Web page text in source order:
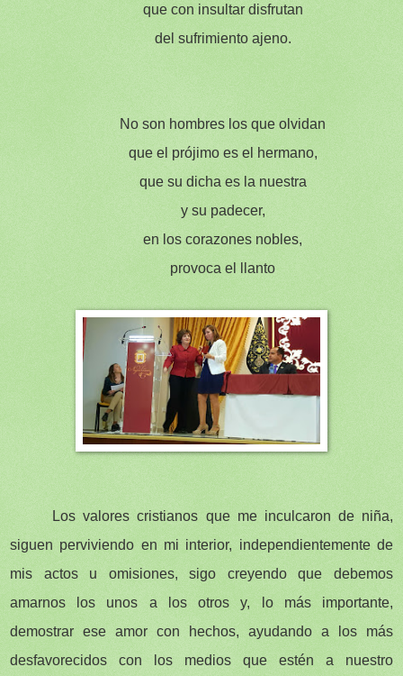
que con insultar disfrutan
del sufrimiento ajeno.
No son hombres los que olvidan
que el prójimo es el hermano,
que su dicha es la nuestra
y su padecer,
en los corazones nobles,
provoca el llanto
Los valores cristianos que me inculcaron de niña,
siguen perviviendo en mi interior, independientemente de
mis actos u omisiones, sigo creyendo que debemos
amarnos los unos a los otros y, lo más importante,
demostrar ese amor con hechos, ayudando a los más
desfavorecidos con los medios que estén a nuestro